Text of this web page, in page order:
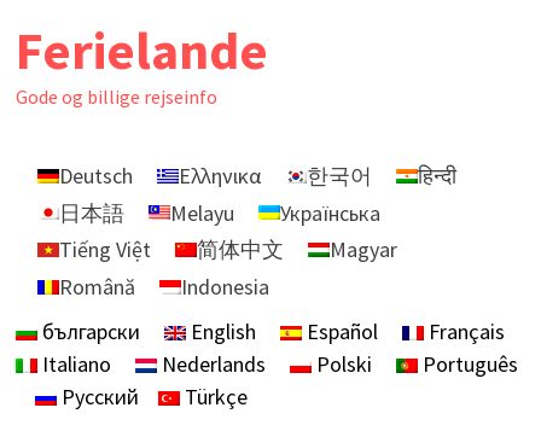
Ferielande
Gode ​​og billige rejseinfo
Deutsch Ελληνικα 한국어
हिन्दी
日本語
Melayu
Українська
Tiếng Việt
简体中文
Magyar
Română
Indonesia
български
English Español
Français
Italiano
Nederlands Polski
Português
Русский
Türkçe